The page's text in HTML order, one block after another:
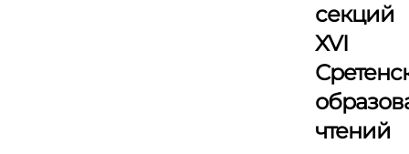
секций
XVI
чтений